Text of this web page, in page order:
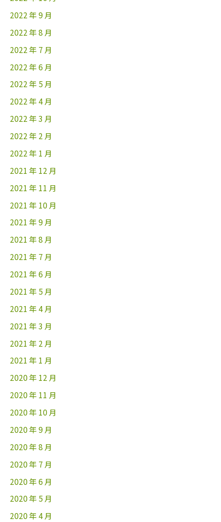
2022 年 9 月
2022 年 8 月
2022 年 7 月
2022 年 6 月
2022 年 5 月
2022 年 4 月
2022 年 3 月
2022 年 2 月
2022 年 1 月
2021 年 12 月
2021 年 11 月
2021 年 10 月
2021 年 9 月
2021 年 8 月
2021 年 7 月
2021 年 6 月
2021 年 5 月
2021 年 4 月
2021 年 3 月
2021 年 2 月
2021 年 1 月
2020 年 12 月
2020 年 11 月
2020 年 10 月
2020 年 9 月
2020 年 8 月
2020 年 7 月
2020 年 6 月
2020 年 5 月
2020 年 4 月